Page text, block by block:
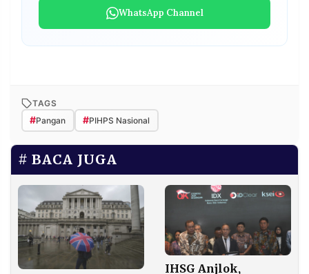
WhatsApp Channel
TAGS
#Pangan #PIHPS Nasional
BACA JUGA
IHSG Anjlok,